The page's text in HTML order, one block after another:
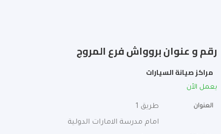
رقم و عنوان بروواش فرع المروج
مراكز صيانة السيارات
يعمل الأن
العنوان
طريق 1
امام مدرسة الامارات الدولية